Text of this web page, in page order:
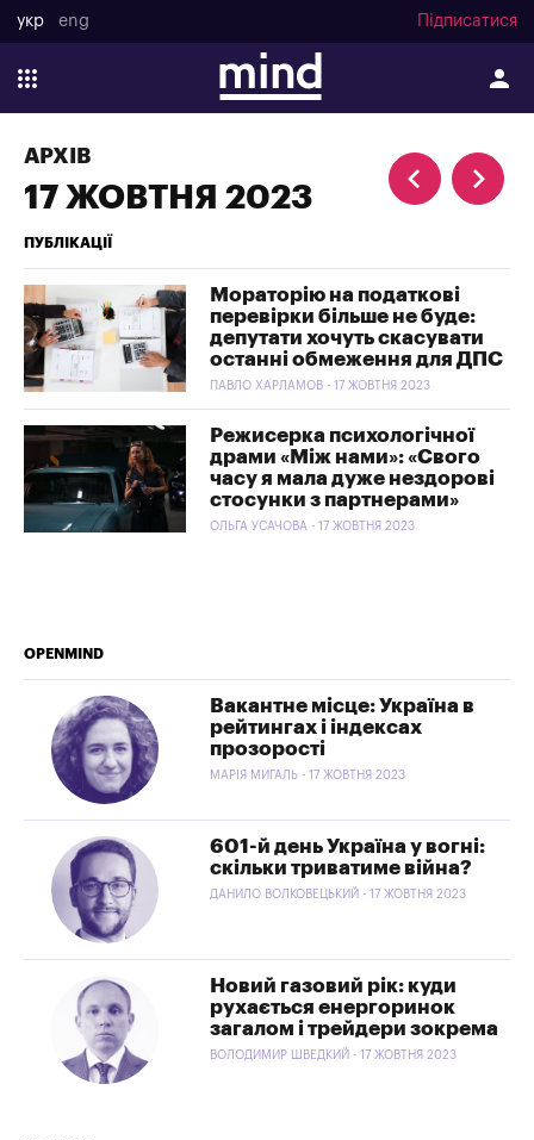
укр eng Підписатися
АРХІВ
17 ЖОВТНЯ 2023
ПУБЛІКАЦІЇ
Мораторію на податкові
перевірки більше не буде:
депутати хочуть скасувати
останні обмеження для ДПС
ПАВЛО ХАРЛАМОВ - 17 ЖОВТНЯ 2023
Режисерка психологічної
драми «Між нами»: «Свого
часу я мала дуже нездорові
стосунки з партнерами»
ОЛЬГА УСАЧОВА - 17 ЖОВТНЯ 2023
OPENMIND
Вакантне місце: Україна в
рейтингах і індексах
прозорості
МАРІЯ МИГАЛЬ - 17 ЖОВТНЯ 2023
601-й день Україна у вогні:
скільки триватиме війна?
ДАНИЛО ВОЛКОВЕЦЬКИЙ - 17 ЖОВТНЯ 2023
Новий газовий рік: куди
рухається енергоринок
загалом і трейдери зокрема
ВОЛОДИМИР ШВЕДКИЙ - 17 ЖОВТНЯ 2023